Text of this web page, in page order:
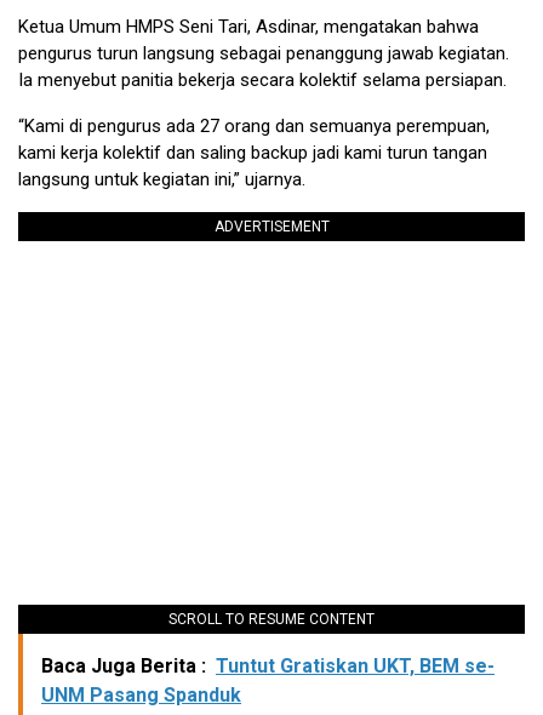
Ketua Umum HMPS Seni Tari, Asdinar, mengatakan bahwa
pengurus turun langsung sebagai penanggung jawab kegiatan.
Ia menyebut panitia bekerja secara kolektif selama persiapan.
“Kami di pengurus ada 27 orang dan semuanya perempuan,
kami kerja kolektif dan saling backup jadi kami turun tangan
langsung untuk kegiatan ini,” ujarnya.
ADVERTISEMENT
SCROLL TO RESUME CONTENT
Baca Juga Berita : Tuntut Gratiskan UKT, BEM se-
UNM Pasang Spanduk